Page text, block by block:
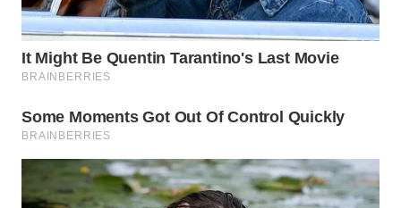
WN
PRIANGAN
TIMUR
SEMARANG
SOLO